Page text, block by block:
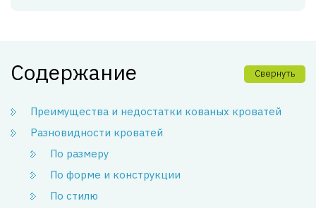
Содержание Свернуть
Преимущества и недостатки кованых кроватей
Разновидности кроватей
По размеру
По форме и конструкции
По стилю